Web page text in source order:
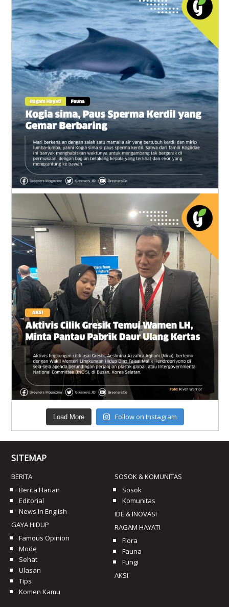
Load More Follow on Instagram
SITEMAP
BERITA
Berita Harian
Editorial
News In English
GAYA HIDUP
Famous Opinion
Mode
Sehat
Ulasan
Tips
Komen Kamu
SOSOK & KOMUNITAS
Sosok
Komunitas
IDE & INOVASI
RAGAM HAYATI
Flora
Fauna
Fungi
AKSI